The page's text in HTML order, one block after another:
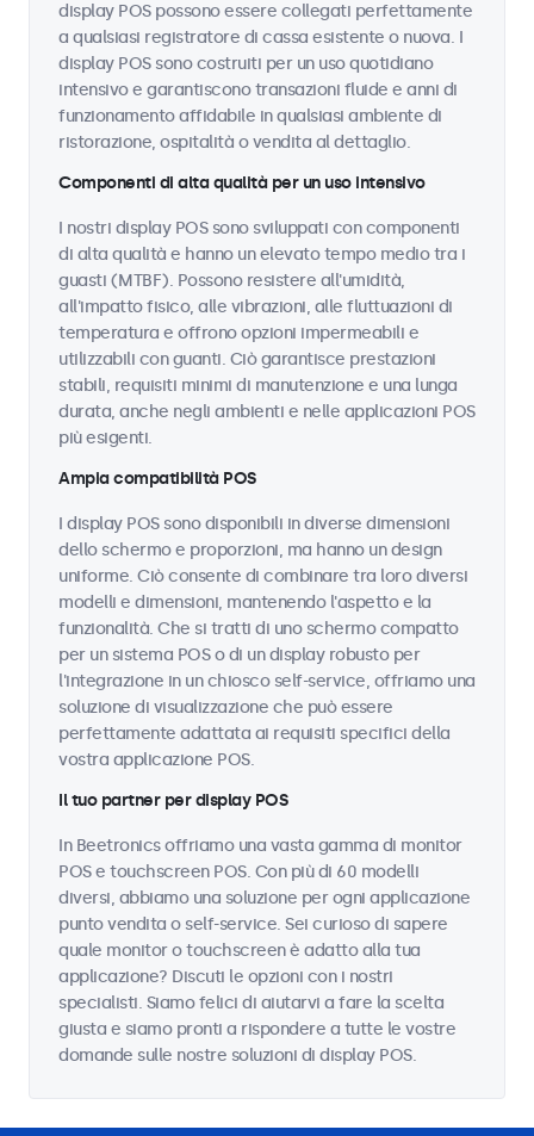
display POS possono essere collegati perfettamente
a qualsiasi registratore di cassa esistente o nuova. I
display POS sono costruiti per un uso quotidiano
intensivo e garantiscono transazioni fluide e anni di
funzionamento affidabile in qualsiasi ambiente di
ristorazione, ospitalità o vendita al dettaglio.
Componenti di alta qualità per un uso intensivo
I nostri display POS sono sviluppati con componenti
di alta qualità e hanno un elevato tempo medio tra i
guasti (MTBF). Possono resistere all'umidità,
all'impatto fisico, alle vibrazioni, alle fluttuazioni di
temperatura e offrono opzioni impermeabili e
utilizzabili con guanti. Ciò garantisce prestazioni
stabili, requisiti minimi di manutenzione e una lunga
durata, anche negli ambienti e nelle applicazioni POS
più esigenti.
Ampia compatibilità POS
I display POS sono disponibili in diverse dimensioni
dello schermo e proporzioni, ma hanno un design
uniforme. Ciò consente di combinare tra loro diversi
modelli e dimensioni, mantenendo l'aspetto e la
funzionalità. Che si tratti di uno schermo compatto
per un sistema POS o di un display robusto per
l'integrazione in un chiosco self-service, offriamo una
soluzione di visualizzazione che può essere
perfettamente adattata ai requisiti specifici della
vostra applicazione POS.
Il tuo partner per display POS
In Beetronics offriamo una vasta gamma di monitor
POS e touchscreen POS. Con più di 60 modelli
diversi, abbiamo una soluzione per ogni applicazione
punto vendita o self-service. Sei curioso di sapere
quale monitor o touchscreen è adatto alla tua
applicazione? Discuti le opzioni con i nostri
specialisti. Siamo felici di aiutarvi a fare la scelta
giusta e siamo pronti a rispondere a tutte le vostre
domande sulle nostre soluzioni di display POS.